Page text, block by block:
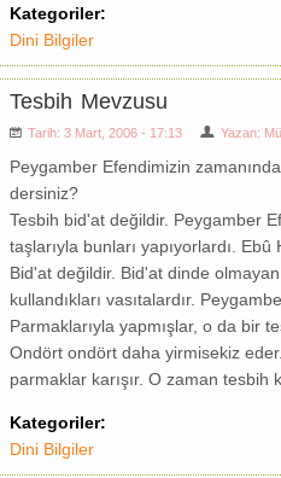
Kategoriler:
Dini Bilgiler
Tesbih Mevzusu
Tarih: 3 Mart, 2006 - 17:13 Yazan:
Peygamber Efendimizin
dersiniz?
Tesbih bid'at değildir. Peygamber
taşlarıyla bunları yapıyorlardı.
Bid'at değildir. Bid'at dinde
kullandıkları vasıtalardır.
Parmaklarıyla yapmışlar, o da bir
Ondört ondört daha yirmisekiz
parmaklar karışır. O zaman tesbih
Kategoriler:
Dini Bilgiler